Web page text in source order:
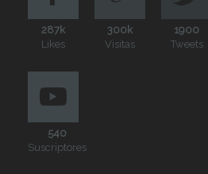
287k
Likes
300k
Visitas
1900
Tweets
540
Suscriptores